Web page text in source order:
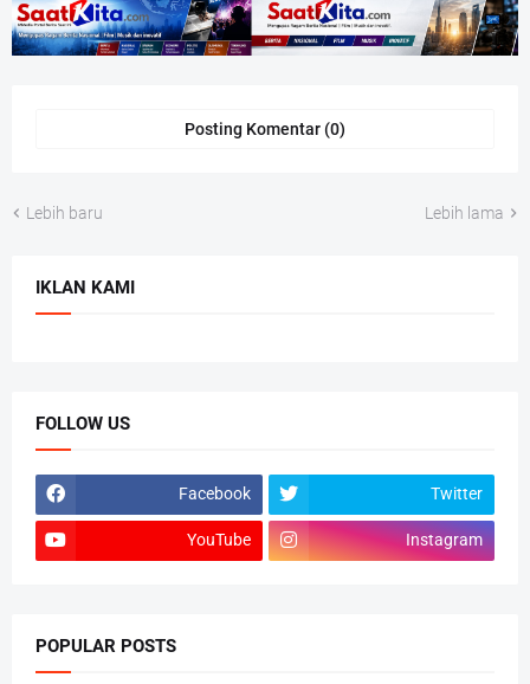
Posting Komentar (0)
Lebih baru Lebih lama
IKLAN KAMI
FOLLOW US
Facebook Twitter
YouTube Instagram
POPULAR POSTS